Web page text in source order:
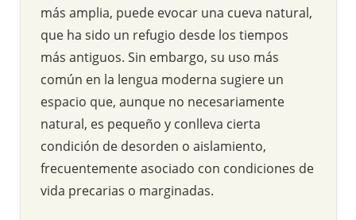
más amplia, puede evocar una cueva natural,
que ha sido un refugio desde los tiempos
más antiguos. Sin embargo, su uso más
común en la lengua moderna sugiere un
espacio que, aunque no necesariamente
natural, es pequeño y conlleva cierta
condición de desorden o aislamiento,
frecuentemente asociado con condiciones de
vida precarias o marginadas.